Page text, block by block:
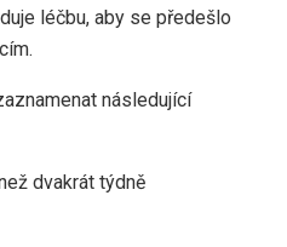
léčbu, aby se předešlo
následující
dvakrát týdně